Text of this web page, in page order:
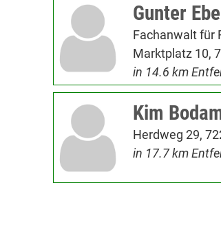
Gunter
Fachanwalt für
Marktplatz 10,
in 14.6 km
Kim
Herdweg 29,
in 17.7 km